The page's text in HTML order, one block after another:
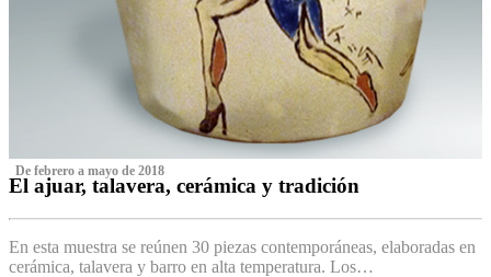
‌ De febrero a mayo de 2018
El ajuar, talavera, cerámica y tradición
En esta muestra se reúnen 30 piezas contemporáneas, elaboradas en
cerámica, talavera y barro en alta temperatura. Los…